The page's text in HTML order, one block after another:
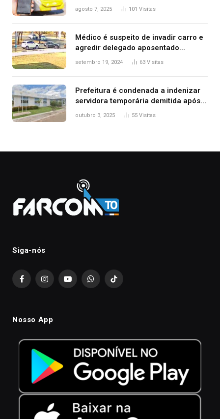
transporte público de Palmas; confira
agosto 7, 2025 101 Visitas
Médico é suspeito de invadir carro e
agredir delegado aposentado
durante confusão no trânsito
setembro 19, 2024 63 Visitas
Prefeitura é condenada a indenizar
servidora temporária demitida após
nascimento da filha
outubro 3, 2025 55 Visitas
Siga-nós
FacebookInstagramYouTubeWhatsAppTikTok
Nosso App